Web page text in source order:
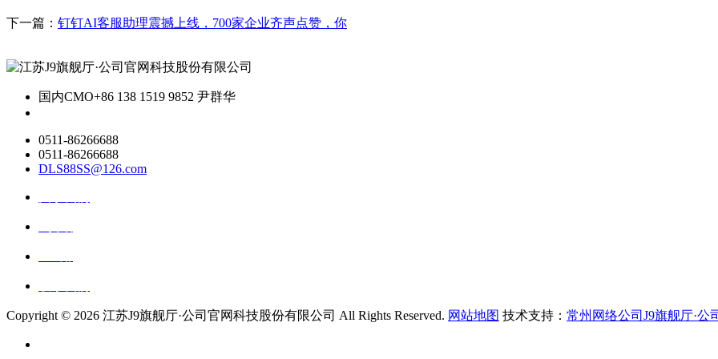
下一篇： 钉钉AI客服助理震撼上线，700家企业齐声点赞，你
国内CMO+86 138 1519 9852 尹群华
0511-86266688
0511-86266688
DLS88SS@126.com
Copyright © 2026 江苏J9旗舰厅·公司官网科技股份有限公司 All Rights Reserved. 网站地图 技术支持： 常州网络公司J9旗舰厅·公